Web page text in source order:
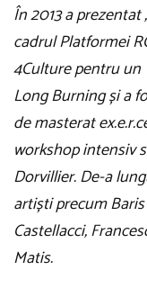
În 2013 a prezentat
cadrul Platformei
4Culture pentru un
Long Burning și a
de masterat
workshop intensiv
Dorvillier. De-a
artiști precum
Castellacci,
Matis.